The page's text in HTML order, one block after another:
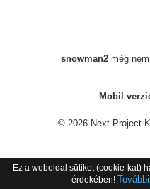
snowman2még
Mobil
© 2026 Next Project
Ez a weboldal sütiket (cookie-kat)
érdekében!